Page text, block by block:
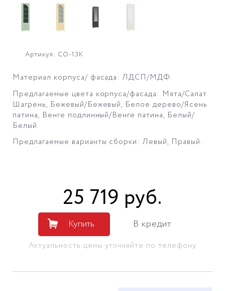
Артикул: СО-13К
Материал корпуса/ фасада: ЛДСП/МДФ.
Предлагаемые цвета корпуса/фасада: Мята/Салат
Шагрень, Бежевый/Бежевый, Белое дерево/Ясень
патина, Венге подлинный/Венге патина, Белый/
Белый.
Предлагаемые варианты сборки: Левый, Правый.
25 719 руб.
Купить В кредит
Актуальность цены уточняйте по телефону